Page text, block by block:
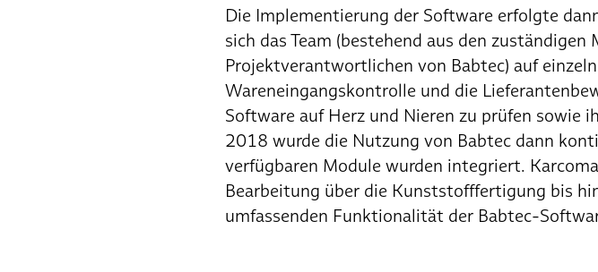
Die Implementierung der Software erfolgte
sich das Team (bestehend aus den
Projektverantwortlichen von Babtec) auf
Wareneingangskontrolle und die
Software auf Herz und Nieren zu prüfen sowie
2018 wurde die Nutzung von Babtec dann
verfügbaren Module wurden integriert.
Bearbeitung über die Kunststofffertigung bis
umfassenden Funktionalität der Babtec-